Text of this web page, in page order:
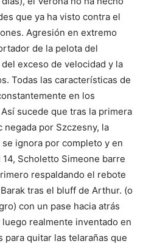
que ya ha visto contra el
Agresión en extremo
de la pelota del
exceso de velocidad y la
Todas las características de
en los
sucede que tras la primera
por Szczesny, la
ignora por completo y en
Scholetto Simeone barre
respaldando el rebote
tras el bluff de Arthur. (o
con un pase hacia atrás
realmente inventado en
quitar las telarañas que